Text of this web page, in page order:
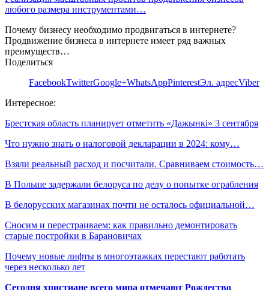
любого размера инструментами…
Почему бизнесу необходимо продвигаться в интернете?
Продвижение бизнеса в интернете имеет ряд важных
преимуществ…
Поделиться
FacebookTwitterGoogle+WhatsAppPinterestЭл. адресViber
Интересное:
Брестская область планирует отметить «Дажынкі» 3 сентября
Что нужно знать о налоговой декларации в 2024: кому…
Взяли реальный расход и посчитали. Сравниваем стоимость…
В Польше задержали белоруса по делу о попытке ограбления
В белорусских магазинах почти не осталось официальной…
Сносим и перестраиваем: как правильно демонтировать
старые постройки в Барановичах
Почему новые лифты в многоэтажках перестают работать
через несколько лет
Сегодня христиане всего мира отмечают Рождество